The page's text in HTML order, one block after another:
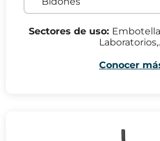
Sectores de uso:
Conocer